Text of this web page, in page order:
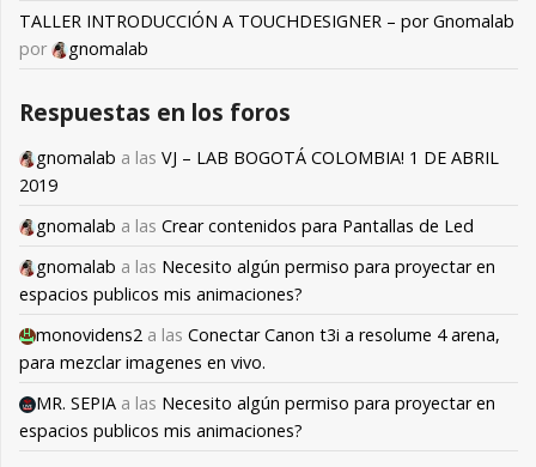
TALLER INTRODUCCIÓN A TOUCHDESIGNER – por Gnomalab
por
gnomalab
Respuestas en los foros
gnomalab a las VJ – LAB BOGOTÁ COLOMBIA! 1 DE ABRIL
2019
gnomalab a las Crear contenidos para Pantallas de Led
gnomalab a las Necesito algún permiso para proyectar en
espacios publicos mis animaciones?
monovidens2 a las Conectar Canon t3i a resolume 4 arena,
para mezclar imagenes en vivo.
MR. SEPIA a las Necesito algún permiso para proyectar en
espacios publicos mis animaciones?